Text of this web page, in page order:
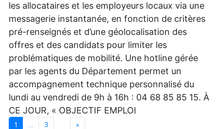
les allocataires et les employeurs locaux via une
messagerie instantanée, en fonction de critères
pré-renseignés et d’une géolocalisation des
offres et des candidats pour limiter les
problématiques de mobilité. Une hotline gérée
par les agents du Département permet un
accompagnement technique personnalisé du
lundi au vendredi de 9h à 16h : 04 68 85 85 15. À
CE JOUR, « OBJECTIF EMPLOI
1 3 »